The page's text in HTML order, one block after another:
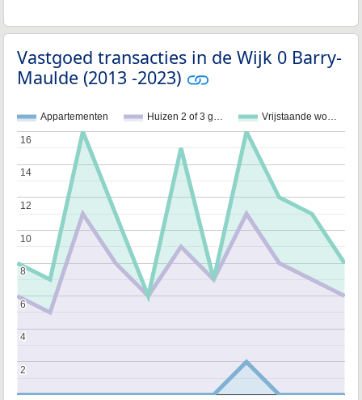
Vastgoed transacties in de Wijk 0 Barry-
Maulde (2013 -2023)
Appartementen Huizen 2 of 3 g… Vrijstaande wo…
2
2
4
4
6
6
8
8
10
10
12
12
14
14
16
16